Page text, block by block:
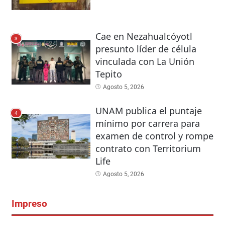
3
Cae en Nezahualcóyotl
presunto líder de célula
vinculada con La Unión
Tepito
Agosto 5, 2026
4
UNAM publica el puntaje
mínimo por carrera para
examen de control y rompe
contrato con Territorium
Life
Agosto 5, 2026
Impreso